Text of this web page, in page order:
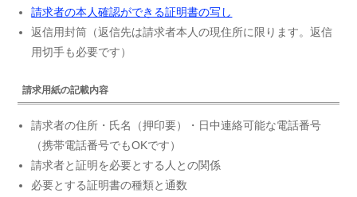
請求者の本人確認ができる証明書の写し
返信用封筒（返信先は請求者本人の現住所に限ります。返信
用切手も必要です）
請求用紙の記載内容
請求者の住所・氏名（押印要）・日中連絡可能な電話番号
（携帯電話番号でもOKです）
請求者と証明を必要とする人との関係
必要とする証明書の種類と通数